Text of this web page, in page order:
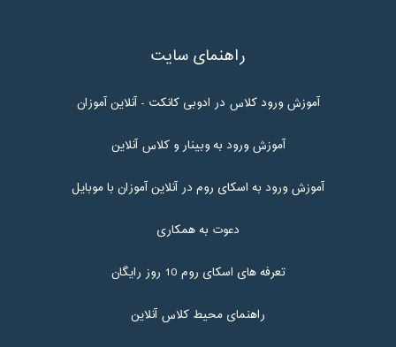
راهنمای سایت
آموزش ورود کلاس در ادوبی کانکت - آنلاین آموزان
آموزش ورود به وبینار و کلاس آنلاین
آموزش ورود به اسکای روم در آنلاین آموزان با موبایل
دعوت به همکاری
تعرفه های اسکای روم 10 روز رایگان
راهنمای محیط کلاس آنلاین